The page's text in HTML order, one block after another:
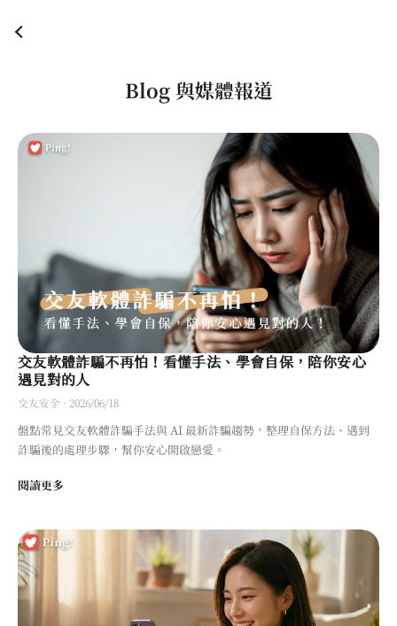
Blog 與媒體報道
交友軟體詐騙不再怕！看懂手法、學會自保，陪你安心
遇見對的人
交友安全 · 2026/06/18
盤點常見交友軟體詐騙手法與 AI 最新詐騙趨勢，整理自保方法、遇到
詐騙後的處理步驟，幫你安心開啟戀愛。
閱讀更多